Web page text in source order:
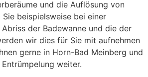
und die Auflösung von
Sie beispielsweise bei einer
der Badewanne und die der
wir dies für Sie mit aufnehmen
gerne in Horn-Bad Meinberg und
weiter.